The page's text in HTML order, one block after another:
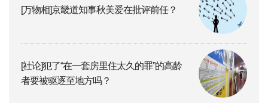
[万物相]京畿道知事秋美爱在批评前任？
[社论]犯了“在一套房里住太久的罪”的高龄
者要被驱逐至地方吗？